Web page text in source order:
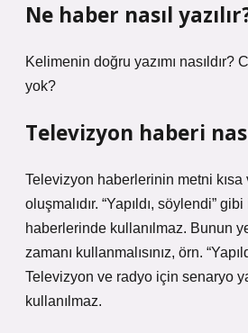
Ne haber nasıl
Kelimenin doğru yazımı nasıldır?
yok?
Televizyon haberi
Televizyon haberlerinin metni
oluşmalıdır. “Yapıldı, söylendi”
haberlerinde kullanılmaz. Bunun
zamanı kullanmalısınız, örn.
Televizyon ve radyo için senaryo
kullanılmaz.